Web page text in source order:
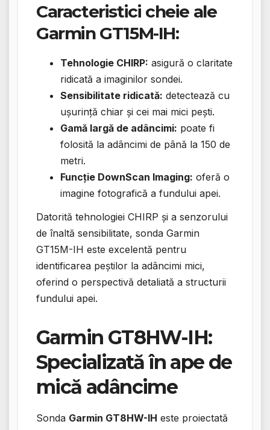
Caracteristici cheie ale
Garmin GT15M-IH:
Tehnologie CHIRP: asigură o claritate
ridicată a imaginilor sondei.
Sensibilitate ridicată: detectează cu
ușurință chiar și cei mai mici pești.
Gamă largă de adâncimi: poate fi
folosită la adâncimi de până la 150 de
metri.
Funcție DownScan Imaging: oferă o
imagine fotografică a fundului apei.
Datorită tehnologiei CHIRP și a senzorului
de înaltă sensibilitate, sonda Garmin
GT15M-IH este excelentă pentru
identificarea peștilor la adâncimi mici,
oferind o perspectivă detaliată a structurii
fundului apei.
Garmin GT8HW-IH:
Specializată în ape de
mică adâncime
Sonda Garmin GT8HW-IH este proiectată